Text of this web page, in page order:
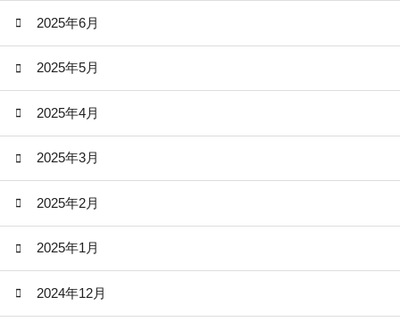
2025年6月
2025年5月
2025年4月
2025年3月
2025年2月
2025年1月
2024年12月